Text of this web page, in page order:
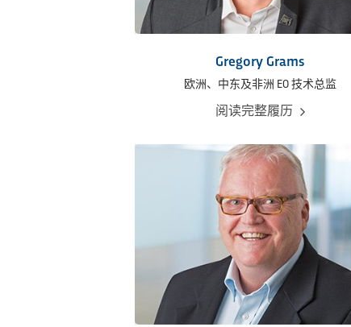
Gregory Grams
欧洲、中东及非洲 EO 技术总监
阅读完整履历